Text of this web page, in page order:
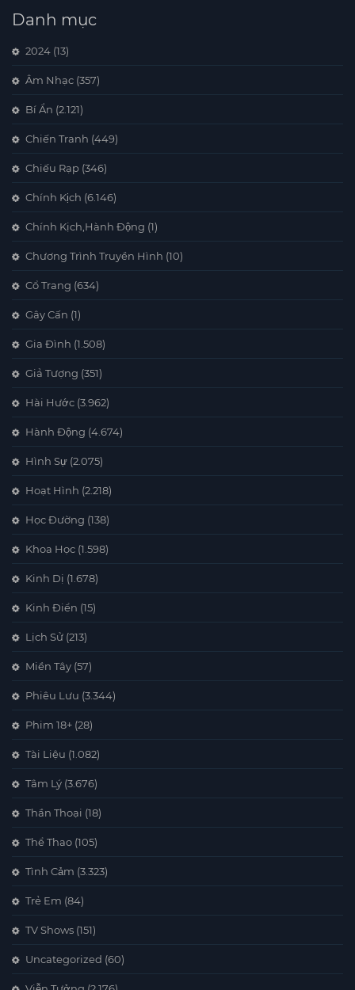
Danh mục
2024 (13)
Âm Nhạc (357)
Bí Ẩn (2.121)
Chiến Tranh (449)
Chiếu Rạp (346)
Chính Kịch (6.146)
Chính Kịch,Hành Động (1)
Chương Trình Truyền Hình (10)
Cổ Trang (634)
Gây Cấn (1)
Gia Đình (1.508)
Giả Tượng (351)
Hài Hước (3.962)
Hành Động (4.674)
Hình Sự (2.075)
Hoạt Hình (2.218)
Học Đường (138)
Khoa Học (1.598)
Kinh Dị (1.678)
Kinh Điển (15)
Lịch Sử (213)
Miền Tây (57)
Phiêu Lưu (3.344)
Phim 18+ (28)
Tài Liệu (1.082)
Tâm Lý (3.676)
Thần Thoại (18)
Thể Thao (105)
Tình Cảm (3.323)
Trẻ Em (84)
TV Shows (151)
Uncategorized (60)